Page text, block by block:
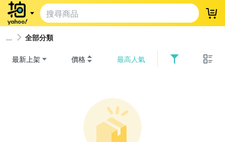
登
全部分類
最新上架 價格 最高人氣